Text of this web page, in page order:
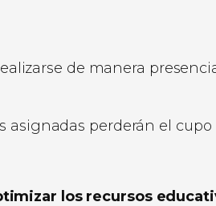
de manera
asignadas perderán el cupo
los recursos